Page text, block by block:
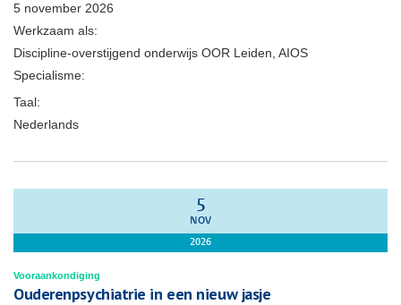
5 november 2026
Werkzaam als:
Discipline-overstijgend onderwijs OOR Leiden, AIOS
Specialisme:
Taal:
Nederlands
5
NOV
2026
Vooraankondiging
Ouderenpsychiatrie in een nieuw jasje